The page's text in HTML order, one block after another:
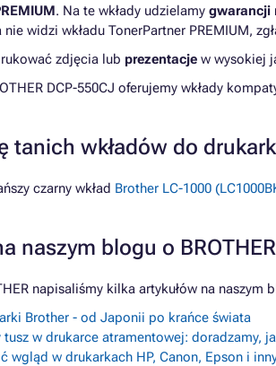
. Na te wkłady udzielamy gwarancji
widzi wkładu TonerPartner PREMIUM,
zdjęcia lub prezentacje w wysokiej
DCP-550CJ oferujemy wkłady
tanich wkładów do
czarny wkład Brother LC-1000
naszym blogu o BROTHER
napisaliśmy kilka artykułów na naszym
Brother - od Japonii po krańce świata
tusz w drukarce atramentowej: doradzamy,
wgląd w drukarkach HP, Canon, Epson i